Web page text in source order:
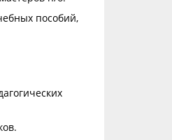
пособий,